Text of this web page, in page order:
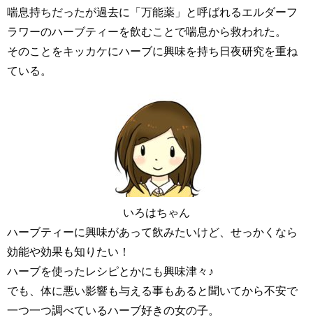
喘息持ちだったが過去に「万能薬」と呼ばれるエルダーフ
ラワーのハーブティーを飲むことで喘息から救われた。
そのことをキッカケにハーブに興味を持ち日夜研究を重ね
ている。
いろはちゃん
ハーブティーに興味があって飲みたいけど、せっかくなら
効能や効果も知りたい！
ハーブを使ったレシピとかにも興味津々♪
でも、体に悪い影響も与える事もあると聞いてから不安で
一つ一つ調べているハーブ好きの女の子。